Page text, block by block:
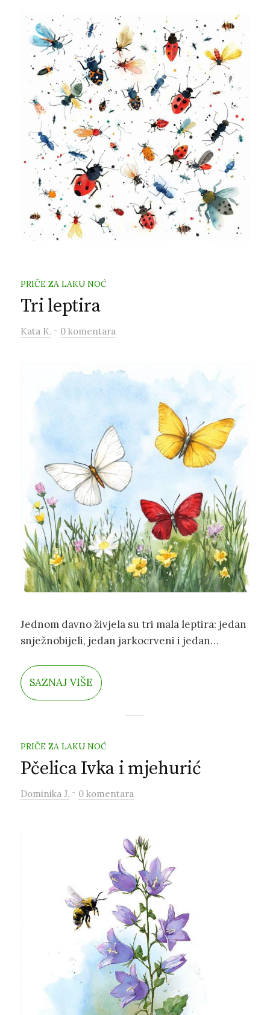
PRIČE ZA LAKU NOĆ
Tri leptira
Kata K. - 0 komentara
Jednom davno živjela su tri mala leptira: jedan
snježnobijeli, jedan jarkocrveni i jedan
cvatu, plešući na sunčevim zrakama i veselo
lepršajući s cvijeta na cvijet.
SAZNAJ VIŠE
PRIČE ZA LAKU NOĆ
Pčelica Ivka i mjehurić
Dominika J. - 0 komentara